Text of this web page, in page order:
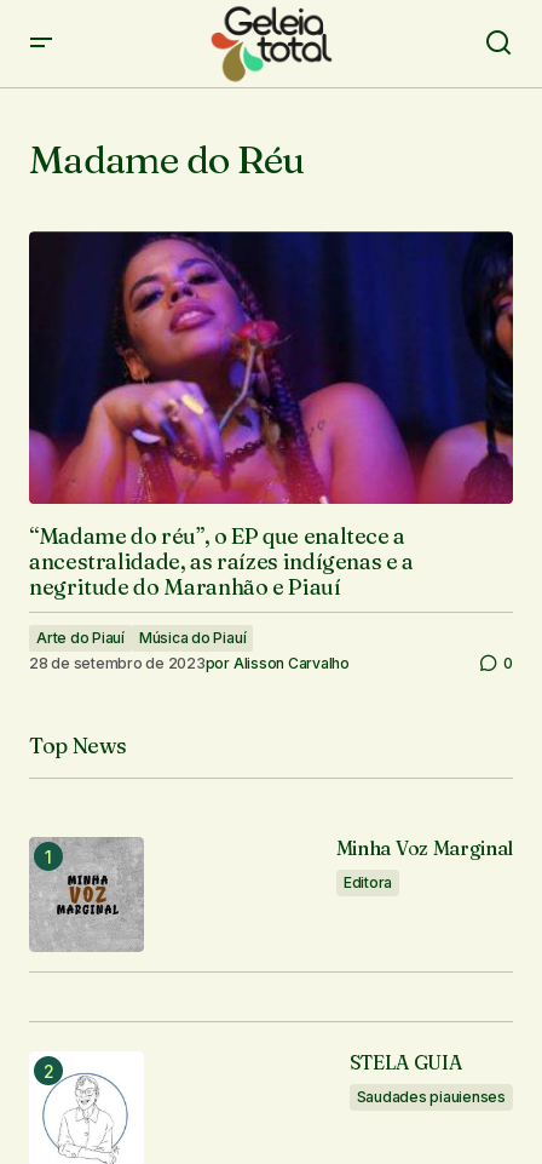
Madame do Réu
“Madame do réu”, o EP que enaltece a
ancestralidade, as raízes indígenas e a
negritude do Maranhão e Piauí
Arte do Piauí
Música do Piauí
28 de setembro de 2023por Alisson Carvalho 0
Top News
Minha Voz Marginal
Editora
STELA GUIA
Saudades piauienses